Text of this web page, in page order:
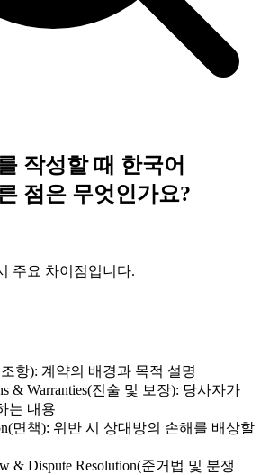
작성할 때 한국어
점은 무엇인가요?
주요 차이점입니다.
조항): 계약의 배경과 목적 설명
& Warranties(진술 및 보장): 당사자가
는 내용
면책): 위반 시 상대방의 손해를 배상할
& Dispute Resolution(준거법 및 분쟁